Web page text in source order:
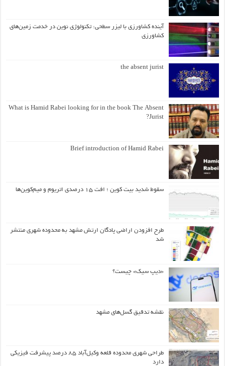
آینده کشاورزی با لیزر سطحی: تکنولوژی نوین در خدمت زمین‌های
کشاورزی
the absent jurist
What is Hamid Rabei looking for in the book The Absent
Jurist?
Brief introduction of Hamid Rabei
سقوط شدید بیت کوین ؛ افت ۱۵ درصدی اتریوم و میم‌کوین‌ها
طرح افزودن اراضی پادگان ارتش مشهد به محدوده شهری منتشر
شد
«دیپ سیک» چیست؟
نقشه تدقیق گسل‌های مشهد
طراحی شهری محدوده قلعه وکیل‌آباد ۸۵ درصد پیشرفت فیزیکی
دارد